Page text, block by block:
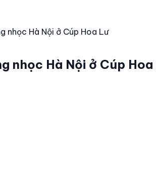
nhọc Hà Nội ở Cúp Hoa Lư
nhọc Hà Nội ở Cúp Hoa